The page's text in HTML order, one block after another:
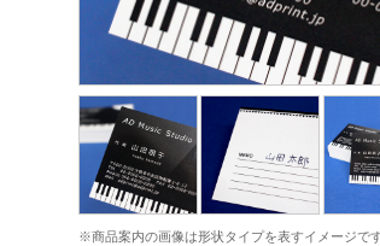
※商品案内の画像は形状タイプを表すイメージです